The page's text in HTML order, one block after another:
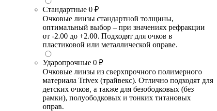
Стандартные 0 ₽
Очковые линзы стандартной толщины,
оптимальный выбор – при значениях рефракции
от -2.00 до +2.00. Подходят для очков в
пластиковой или металлической оправе.
Ударопрочные 0 ₽
Очковые линзы из сверхпрочного полимерного
материала Trivex (трайвекс). Отлично подходят для
детских очков, а также для безободковых (без
рамки), полуободковых и тонких титановых
оправ.